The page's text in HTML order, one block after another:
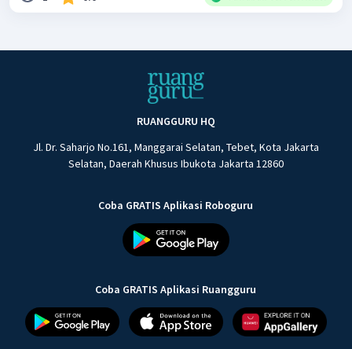
RUANGGURU HQ
Jl. Dr. Saharjo No.161, Manggarai Selatan, Tebet, Kota Jakarta
Selatan, Daerah Khusus Ibukota Jakarta 12860
Coba GRATIS Aplikasi Roboguru
Coba GRATIS Aplikasi Ruangguru